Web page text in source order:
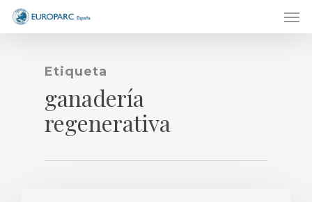
Skip
Etiqueta
ganadería
regenerativa